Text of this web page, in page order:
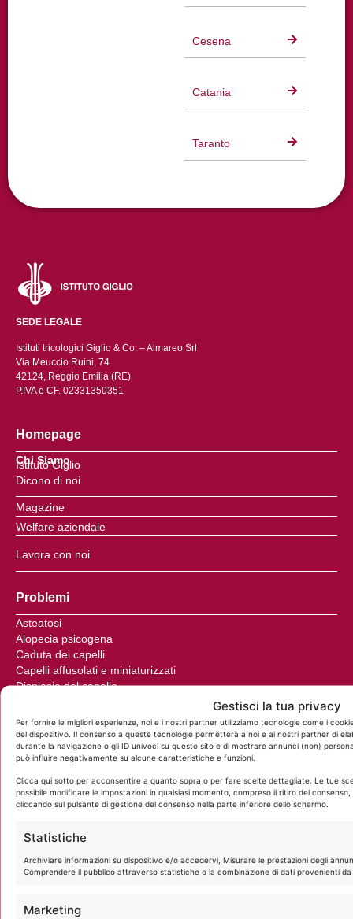
Gestisci la tua privacy
Per fornire le migliori esperienze, noi e i nostri partner utilizziamo tecnologie come i
del dispositivo. Il consenso a queste tecnologie permetterà a noi e ai nostri partner di
durante la navigazione o gli ID univoci su questo sito e di mostrare annunci (non)
può influire negativamente su alcune caratteristiche e funzioni.
Clicca qui sotto per acconsentire a quanto sopra o per fare scelte dettagliate. Le tue
possibile modificare le impostazioni in qualsiasi momento, compreso il ritiro del
cliccando sul pulsante di gestione del consenso nella parte inferiore dello schermo.
Statistiche
Archiviare informazioni su dispositivo e/o accedervi, Misurare le prestazioni degli
Comprendere il pubblico attraverso statistiche o la combinazione di dati provenienti
Marketing
Cesena
Catania
Taranto
SEDE LEGALE
Istituti tricologici Giglio & Co. – Almareo Srl
Via Meuccio Ruini, 74
42124, Reggio Emilia (RE)
P.IVA e CF. 02331350351
Homepage
Chi Siamo
Istituto Giglio
Dicono di noi
Magazine
Welfare aziendale
Lavora con noi
Problemi
Asteatosi
Alopecia psicogena
Caduta dei capelli
Capelli affusolati e miniaturizzati
Displasia del capello
Forfora e dermatite seborroica
Moniletrix e Pseudomoniletrix
Problemi ormonali nelle donne
Prurito al cuoio capelluto
Psoriasi del cuoio capelluto
Seborrea e Iperidrosi
Tricoclasia
Tricoptilosi
Divisione tricolgica BIOiCare®